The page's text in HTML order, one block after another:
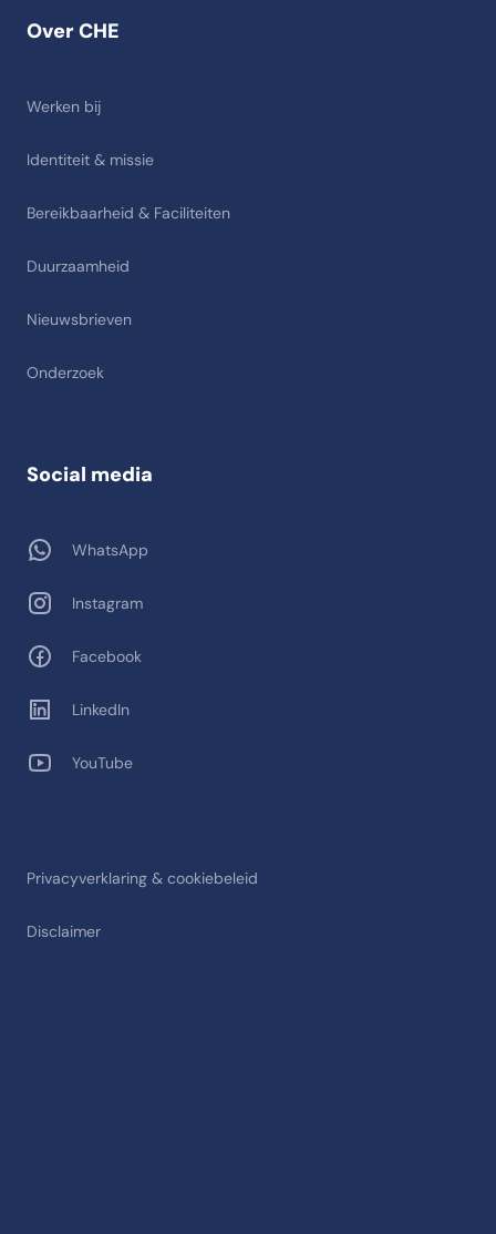
Over CHE
Werken bij
Identiteit & missie
Bereikbaarheid & Faciliteiten
Duurzaamheid
Nieuwsbrieven
Onderzoek
Privacyverklaring & cookiebeleid
Disclaimer
Social media
WhatsApp
Instagram
Facebook
LinkedIn
YouTube